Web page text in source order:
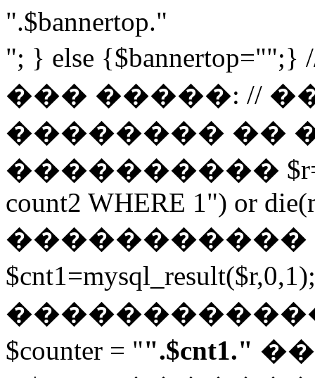
".$bannertop."
"; } else
��� �����: //
�������� ��
����������
count2 WHERE 1") or
�����������
������������
$counter = "".$cnt1."